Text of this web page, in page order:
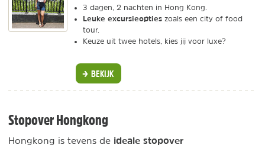
3 dagen, 2 nachten in Hong Kong.
Leuke excursieopties zoals een city of food
tour.
Keuze uit twee hotels, kies jij voor luxe?
BEKIJK
Stopover Hongkong
Hongkong is tevens de ideale stopover